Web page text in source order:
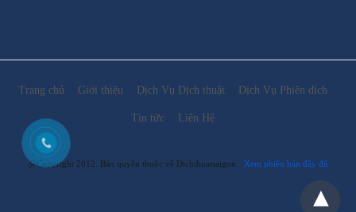
Trang chủ Giới thiệu Dịch Vụ Dịch thuật Dịch Vụ Phiên dịch
Tin tức Liên Hệ
@Copyright 2012. Bản quyền thuộc về Dichthuatsaigon Xem phiên bản đầy đủ